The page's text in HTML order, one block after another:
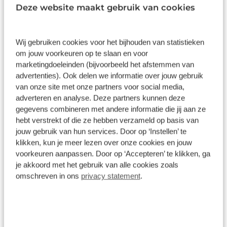
Deze website maakt gebruik van cookies
Wij gebruiken cookies voor het bijhouden van statistieken
om jouw voorkeuren op te slaan en voor
marketingdoeleinden (bijvoorbeeld het afstemmen van
advertenties). Ook delen we informatie over jouw gebruik
van onze site met onze partners voor social media,
adverteren en analyse. Deze partners kunnen deze
gegevens combineren met andere informatie die jij aan ze
hebt verstrekt of die ze hebben verzameld op basis van
jouw gebruik van hun services. Door op ‘Instellen’ te
klikken, kun je meer lezen over onze cookies en jouw
voorkeuren aanpassen. Door op ‘Accepteren’ te klikken, ga
je akkoord met het gebruik van alle cookies zoals
omschreven in ons privacy statement.
€ -3.500
Citroën ë-C3 Aircross
Collection | Achteruitrijcamera | Boordlader 11kW - 3 fasen |
Extra getinte achterste zijruiten en achterruit
10 km Automaat 2026 Elektrisch
€ 33.550 € 30.050
Prijs is inclusief BTW, BPM, leges, verwijderingsbijdrage en
rijklaarmaakkosten.
Op voorraad
Bekijk details
1/7